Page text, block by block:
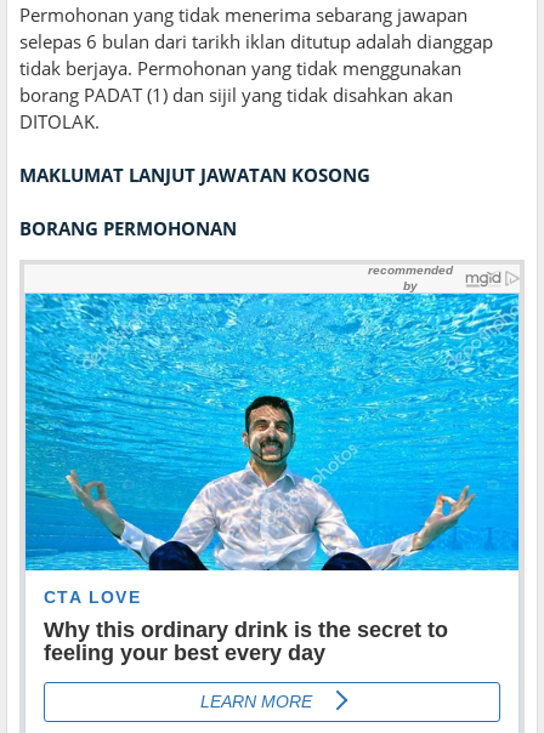
Permohonan yang tidak menerima sebarang jawapan
selepas 6 bulan dari tarikh iklan ditutup adalah dianggap
tidak berjaya. Permohonan yang tidak menggunakan
borang PADAT (1) dan sijil yang tidak disahkan akan
DITOLAK.
MAKLUMAT LANJUT JAWATAN KOSONG
BORANG PERMOHONAN